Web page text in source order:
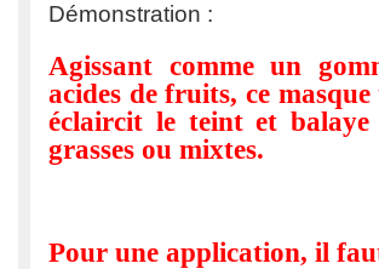
Démonstration :
Agissant comme un
acides de fruits, ce
éclaircit le teint et
grasses ou mixtes.
Pour une application, il